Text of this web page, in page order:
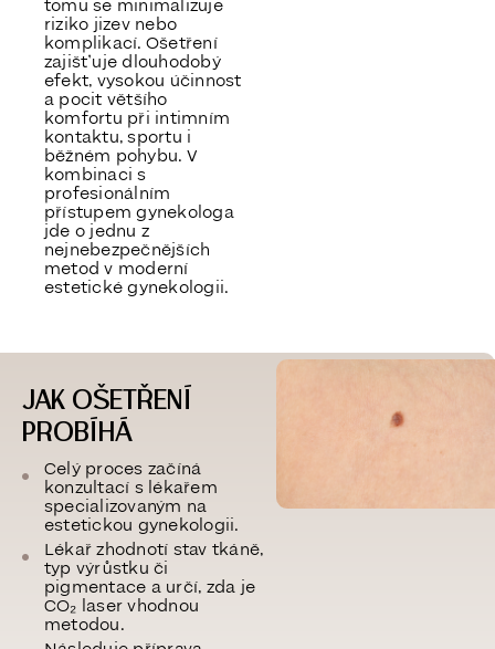
tomu se minimalizuje
riziko jizev nebo
komplikací. Ošetření
zajišťuje dlouhodobý
efekt, vysokou účinnost
a pocit většího
komfortu při intimním
kontaktu, sportu i
běžném pohybu. V
kombinaci s
profesionálním
přístupem gynekologa
jde o jednu z
nejnebezpečnějších
metod v moderní
estetické gynekologii.
JAK OŠETŘENÍ
PROBÍHÁ
Celý proces začíná
konzultací s lékařem
specializovaným na
estetickou gynekologii.
Lékař zhodnotí stav tkáně,
typ výrůstku či
pigmentace a určí, zda je
CO₂ laser vhodnou
metodou.